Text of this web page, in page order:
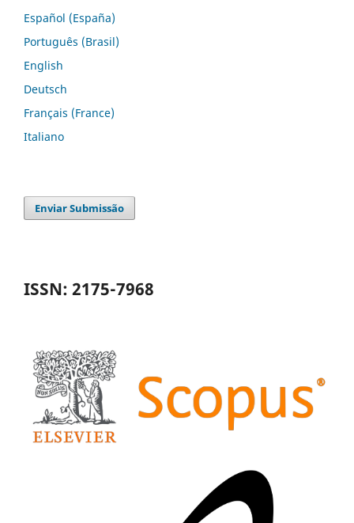
Español (España)
Português (Brasil)
English
Deutsch
Français (France)
Italiano
Enviar Submissão
ISSN: 2175-7968